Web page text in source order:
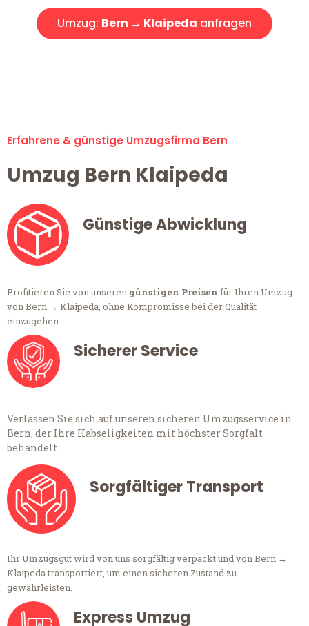
Umzug: Bern → Klaipeda anfragen
Erfahrene & günstige Umzugsfirma Bern
Umzug Bern Klaipeda
Günstige Abwicklung
Profitieren Sie von unseren günstigen Preisen für Ihren Umzug
von Bern → Klaipeda, ohne Kompromisse bei der Qualität
einzugehen.
Sicherer Service
Verlassen Sie sich auf unseren sicheren Umzugsservice in
Bern, der Ihre Habseligkeiten mit höchster Sorgfalt
behandelt.
Sorgfältiger Transport
Ihr Umzugsgut wird von uns sorgfältig verpackt und von Bern →
Klaipeda transportiert, um einen sicheren Zustand zu
gewährleisten.
Express Umzug